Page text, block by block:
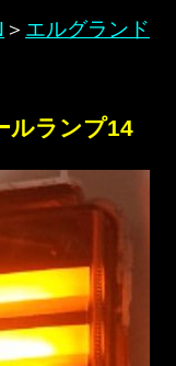
＞ エルグランド
ルランプ14